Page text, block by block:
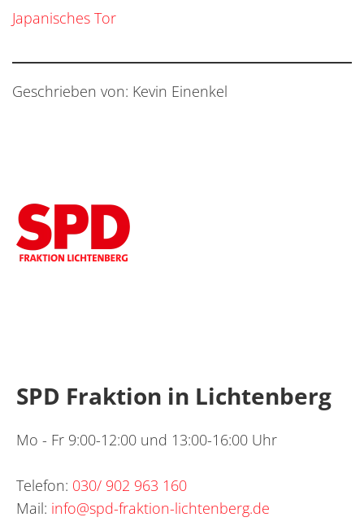
Japanisches Tor
Geschrieben von: Kevin Einenkel
SPD Fraktion in Lichtenberg
Mo - Fr 9:00-12:00 und 13:00-16:00 Uhr
Telefon: 030/ 902 963 160
Mail: info@spd-fraktion-lichtenberg.de